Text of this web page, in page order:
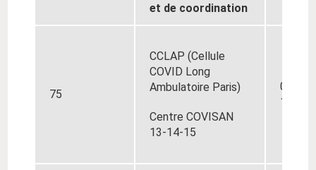
et de coordination
75
CCLAP (Cellule
COVID Long
Ambulatoire Paris)
Centre COVISAN
13-14-15
01 83
19